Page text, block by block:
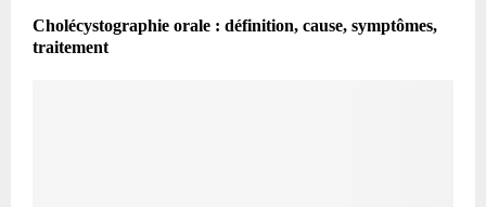
Cholécystographie orale : définition, cause, symptômes,
traitement